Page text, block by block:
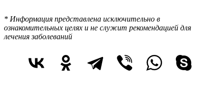
* Информация представлена исключительно в
ознакомительных целях и не служит рекомендацией для
лечения заболеваний